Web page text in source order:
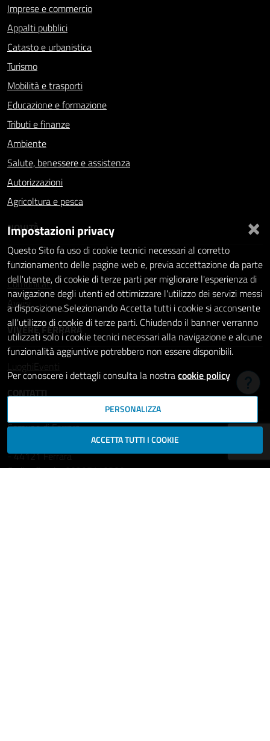
Imprese e commercio
Appalti pubblici
Catasto e urbanistica
Turismo
Mobilità e trasporti
Educazione e formazione
Tributi e finanze
Ambiente
Salute, benessere e assistenza
Autorizzazioni
Agricoltura e pesca
NOVITÀ
Notizie
Comunicati
Avvisi
VIVERE FERRARA
Luoghi
Eventi
CONTATTI
Comune di Ferrara
Piazza del Municipio, 2
- 44121 Ferrara
Codice fiscale: 00297110389
×
Impostazioni privacy
Questo Sito fa uso di cookie tecnici necessari al corretto
funzionamento delle pagine web e, previa accettazione da parte
dell'utente, di cookie di terze parti per migliorare l'esperienza di
navigazione degli utenti ed ottimizzare l'utilizzo dei servizi messi
a disposizione.Selezionando Accetta tutti i cookie si acconsente
all'utilizzo di cookie di terze parti. Chiudendo il banner verranno
utilizzati solo i cookie tecnici necessari alla navigazione e alcune
funzionalità aggiuntive potrebbero non essere disponibili.
Per conoscere i dettagli consulta la nostracookie policy
PERSONALIZZA
ACCETTA TUTTI I COOKIE
Hai